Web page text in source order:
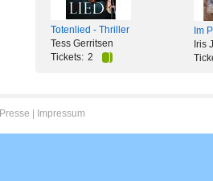
Totenlied - Thriller
Tess Gerritsen
Tickets: 2
Im
Iris
Presse Impressum